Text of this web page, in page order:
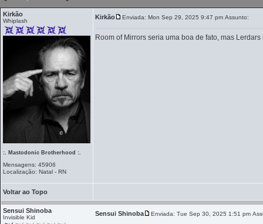
Kirkão
Whiplash
:. Mastodonic Brotherhood :.
Mensagens: 45906
Localização: Natal - RN
Kirkão Enviada: Mon Sep 29, 2025 9:47 pm Assunto:
Room of Mirrors seria uma boa de fato, mas
Voltar ao Topo
Sensui Shinoba
Invisible Kid
Sensui Shinoba Enviada: Tue Sep 30, 2025 1:51 pm